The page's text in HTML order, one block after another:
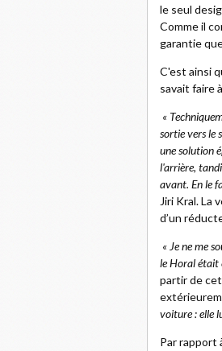
le seul
Comme il
garantie
C'est ainsi
savait faire
«
sortie vers le
une solution
l'arrière,
avant. En le
Jiri Kral. La
d’un
« Je ne me
le Horal était
partir de
voiture : elle
Par rapport